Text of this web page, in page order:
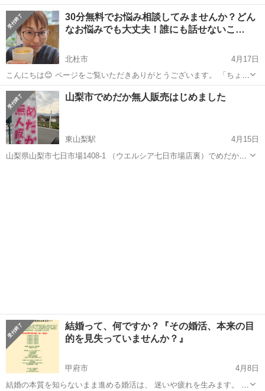
します。 入場無料！ フード、物販、ハンドメイド、体験、占いなど、
盛りだくさん お子様向けイベントも開催します！ 場所：甲府駅北口
よっち...
山梨 甲府駅 その他 マルシェ
30分無料でお悩み相談してみませんか？どん
なお悩みでも大丈夫！誰にも話せないこ…
北杜市
4月17日
こんにちは😊 ページをご覧いただきありがとうございます。 「ちょっ
と聞いてほしいだけ」 「でも友達や知り合いには話しにくい…」 そん
なお悩みはありませんか？ 30分、1対1でゆっくりお話を伺います。 ...
山梨 北杜市 その他
山梨市でめだか無人販売はじめました
東山梨駅
4月15日
山梨県山梨市七日市場1408-1 （ウエルシア七日市場店裏）でめだかの
結婚って、何ですか？『その婚活、本来の目
的を見失っていませんか？』
甲府市
4月8日
結婚の本質を知らないまま進める婚活は、 迷いや疲れを生みます。 結